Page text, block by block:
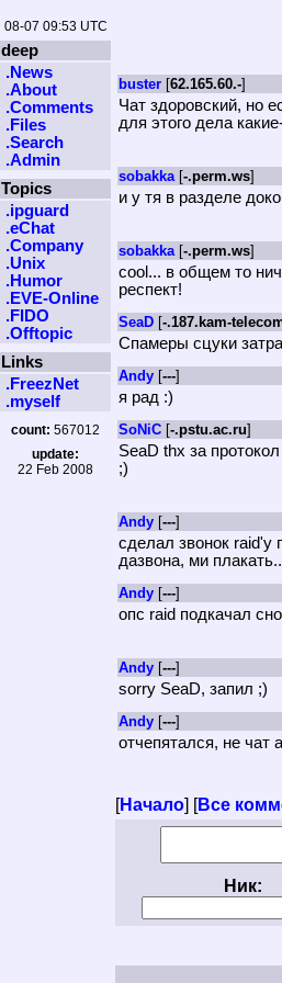
08-07 09:53 UTC
deep
.News
.About
.Comments
.Files
.Search
.Admin
Topics
.ipguard
.eChat
.Company
.Unix
.Humor
.EVE-Online
.FIDO
.Offtopic
Links
.FreezNet
.myself
count: 567012
update:
22 Feb 2008
buster [62.165.60.-]
Чат здоровский, но
для этого дела
sobakka[-.perm.ws]
и у тя в разделе
sobakka[-.perm.ws]
cool... в общем то
респект!
SeaD [-.187.kam-
Спамеры сцуки
Andy [---]
я рад :)
SoNiC [-.pstu.ac.ru]
SeaD thx за
;)
Andy [---]
сделал звонок raid'у
дазвона, ми
Andy [---]
опс raid подкачал
Andy [---]
sorry SeaD, запил ;)
Andy [---]
отчепятался, не чат
[Начало] [Все
Ник: